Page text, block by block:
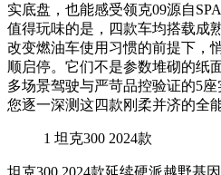
实底盘，也能感受领克09源自
值得玩味的是，四款车均搭载成
改变燃油车使用习惯的前提下，
顺启停。它们不是参数堆砌的纸
多场景驾驶与严苛品控验证的5
您逐一深测这四款刚柔并济的全
1 坦克300 2024款